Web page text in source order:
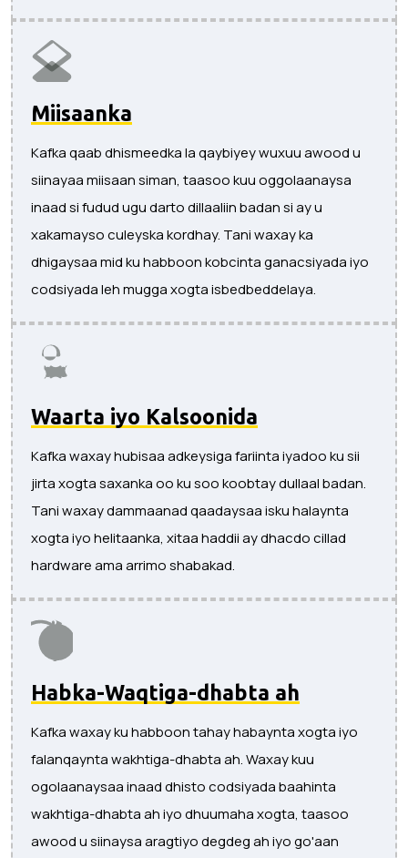
Miisaanka
Kafka qaab dhismeedka la qaybiyey wuxuu awood u
siinayaa miisaan siman, taasoo kuu oggolaanaysa
inaad si fudud ugu darto dillaaliin badan si ay u
xakamayso culeyska kordhay. Tani waxay ka
dhigaysaa mid ku habboon kobcinta ganacsiyada iyo
codsiyada leh mugga xogta isbedbeddelaya.
Waarta iyo Kalsoonida
Kafka waxay hubisaa adkeysiga fariinta iyadoo ku sii
jirta xogta saxanka oo ku soo koobtay dullaal badan.
Tani waxay dammaanad qaadaysaa isku halaynta
xogta iyo helitaanka, xitaa haddii ay dhacdo cillad
hardware ama arrimo shabakad.
Habka-Waqtiga-dhabta ah
Kafka waxay ku habboon tahay habaynta xogta iyo
falanqaynta wakhtiga-dhabta ah. Waxay kuu
ogolaanaysaa inaad dhisto codsiyada baahinta
wakhtiga-dhabta ah iyo dhuumaha xogta, taasoo
awood u siinaysa aragtiyo degdeg ah iyo go'aan